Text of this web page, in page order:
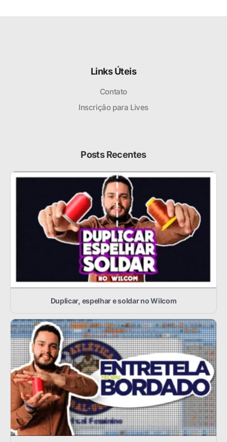
Links Úteis
Contato
Inscrição para Lives
Posts Recentes
Duplicar, espelhar e soldar no Wilcom